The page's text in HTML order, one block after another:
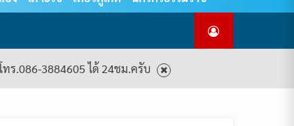
ร.086-3884605 ได้ 24ชม.ครับ